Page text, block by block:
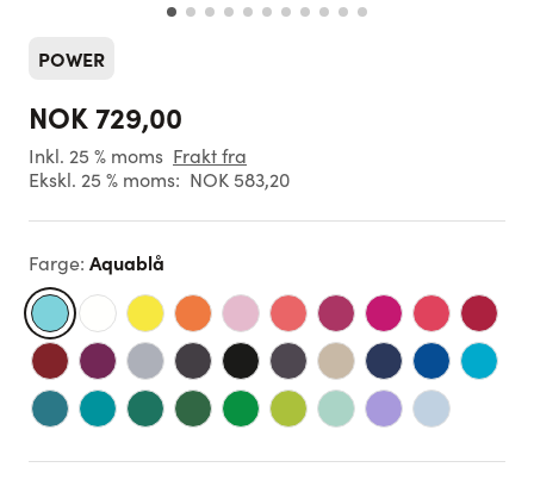
POWER
NOK 729,00
Inkl. 25 % moms Frakt fra
Ekskl. 25 % moms: NOK 583,20
Farge: Aquablå